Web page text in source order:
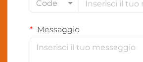
Code
Messaggio